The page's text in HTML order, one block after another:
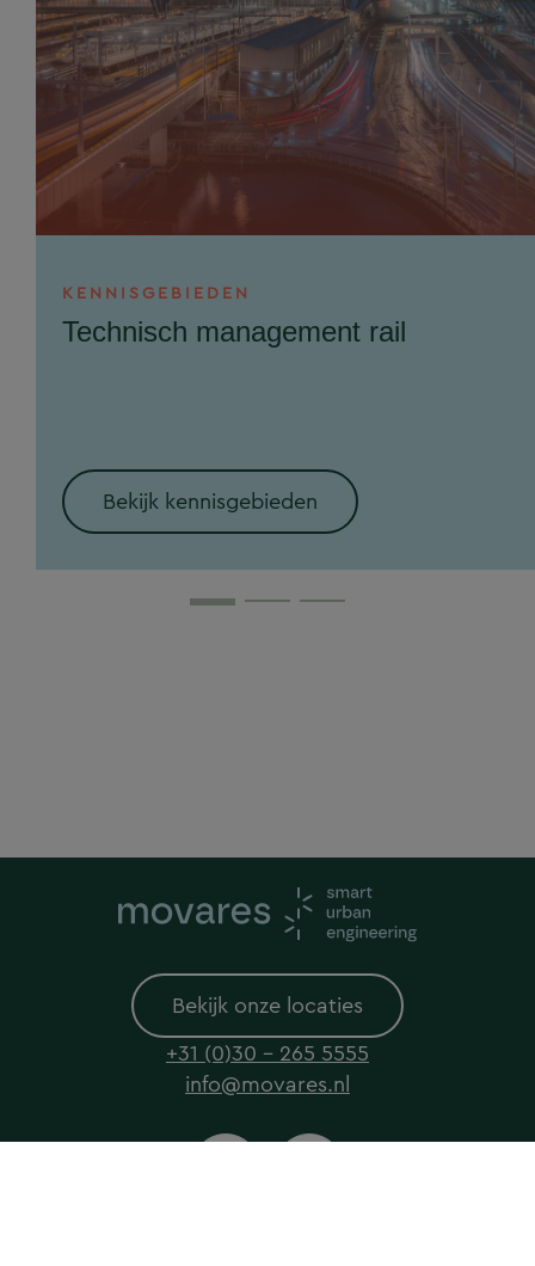
KENNISGEBIEDEN
Technisch management rail
Bekijk kennisgebieden
Bekijk onze locaties
+31 (0)30 - 265 5555
info@movares.nl